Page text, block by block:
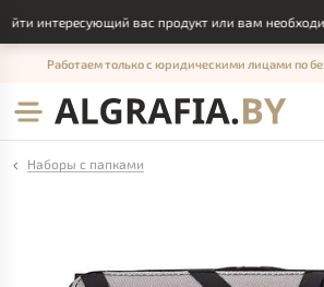
интересующий вас продукт или вам
Работаем только с юридическими лицами по
Наборы с папками